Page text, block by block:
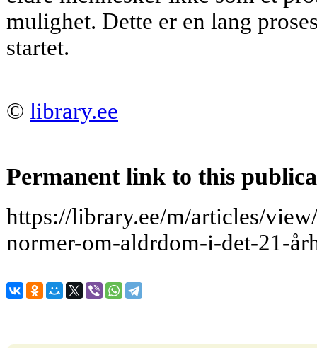
mulighet. Dette er en lang
startet.
© library.ee
Permanent link to this
https://library.ee/m/articles/
normer-om-aldrdom-i-det-21-